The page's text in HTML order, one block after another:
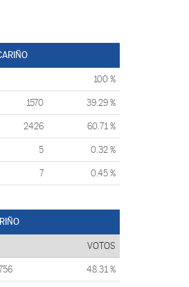
100 %
1570 39.29 %
2426 60.71 %
5 0.32 %
7 0.45 %
VOTOS
48.31 %